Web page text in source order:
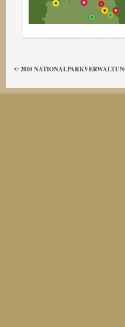
© 2010